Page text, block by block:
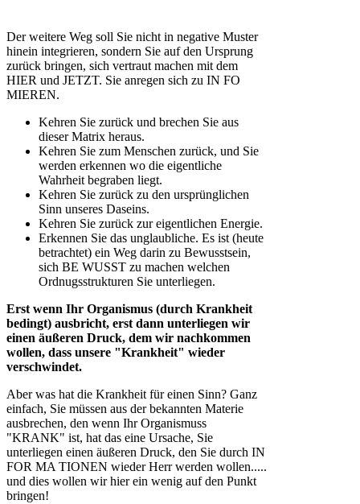
Der weitere Weg soll Sie nicht in negative Muster
hinein integrieren, sondern Sie auf den Ursprung
zurück bringen, sich vertraut machen mit dem
HIER und JETZT. Sie anregen sich zu IN FO
MIEREN.
Kehren Sie zurück und brechen Sie aus
dieser Matrix heraus.
Kehren Sie zum Menschen zurück, und Sie
werden erkennen wo die eigentliche
Wahrheit begraben liegt.
Kehren Sie zurück zu den ursprünglichen
Sinn unseres Daseins.
Kehren Sie zurück zur eigentlichen Energie.
Erkennen Sie das unglaubliche. Es ist (heute
betrachtet) ein Weg darin zu Bewusstsein,
sich BE WUSST zu machen welchen
Ordnugsstrukturen Sie unterliegen.
Erst wenn Ihr Organismus (durch Krankheit
bedingt) ausbricht, erst dann unterliegen wir
einen äußeren Druck, dem wir nachkommen
wollen, dass unsere "Krankheit" wieder
verschwindet.
Aber was hat die Krankheit für einen Sinn? Ganz
einfach, Sie müssen aus der bekannten Materie
ausbrechen, den wenn Ihr Organismuss
"KRANK" ist, hat das eine Ursache, Sie
unterliegen einen äußeren Druck, den Sie durch IN
FOR MA TIONEN wieder Herr werden wollen.....
und dies wollen wir hier ein wenig auf den Punkt
bringen!